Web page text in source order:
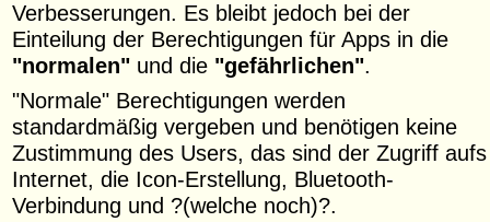
Verbesserungen. Es bleibt jedoch bei der
Einteilung der Berechtigungen für Apps in die
"normalen" und die "gefährlichen".
"Normale" Berechtigungen werden
standardmäßig vergeben und benötigen keine
Zustimmung des Users, das sind der Zugriff aufs
Internet, die Icon-Erstellung, Bluetooth-
Verbindung und ?(welche noch)?.